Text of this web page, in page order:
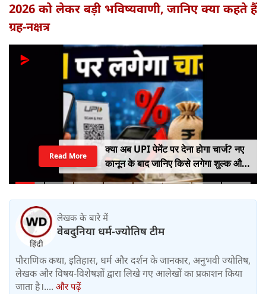
2026 को लेकर बड़ी भविष्यवाणी, जानिए क्या कहते हैं
ग्रह-नक्षत्र
क्या अब UPI पेमेंट पर देना होगा चार्ज? नए
कानून के बाद जानिए किसे लगेगा शुल्क और
किसे नहीं
Read More
लेखक के बारे में
वेबदुनिया धर्म-ज्योतिष टीम
पौराणिक कथा, इतिहास, धर्म और दर्शन के जानकार, अनुभवी ज्योतिष,
लेखक और विषय-विशेषज्ञों द्वारा लिखे गए आलेखों का प्रकाशन किया
जाता है।.... और पढ़ें